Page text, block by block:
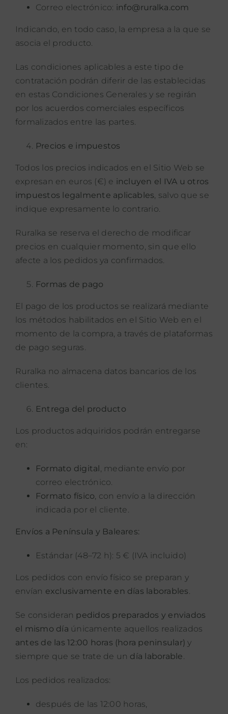
Correo electrónico: info@ruralka.com
Indicando, en todo caso, la empresa a la que se
asocia el producto.
Las condiciones aplicables a este tipo de
contratación podrán diferir de las establecidas
en estas Condiciones Generales y se regirán
por los acuerdos comerciales específicos
formalizados entre las partes.
Precios e impuestos
Todos los precios indicados en el Sitio Web se
expresan en euros (€) e incluyen el IVA u otros
impuestos legalmente aplicables, salvo que se
indique expresamente lo contrario.
Ruralka se reserva el derecho de modificar
precios en cualquier momento, sin que ello
afecte a los pedidos ya confirmados.
Formas de pago
El pago de los productos se realizará mediante
los métodos habilitados en el Sitio Web en el
momento de la compra, a través de plataformas
de pago seguras.
Ruralka no almacena datos bancarios de los
clientes.
Entrega del producto
Los productos adquiridos podrán entregarse
en:
Formato digital, mediante envío por
correo electrónico.
Formato físico, con envío a la dirección
indicada por el cliente.
Envíos a Península y Baleares:
Estándar (48–72 h): 5 € (IVA incluido)
Los pedidos con envío físico se preparan y
envían exclusivamente en días laborables.
Se consideran pedidos preparados y enviados
el mismo día únicamente aquellos realizados
antes de las 12:00 horas (hora peninsular) y
siempre que se trate de un día laborable.
Los pedidos realizados:
después de las 12:00 horas,